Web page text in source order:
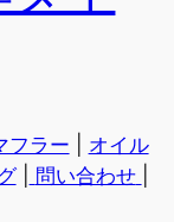
フラー
オイル
| 問い合わせ